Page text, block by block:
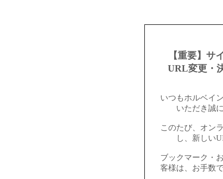
【重要】サ
URL変更・
いつもホルベイ
いただき誠
このたび、オン
し、新しい
ブックマーク・
客様は、お手数